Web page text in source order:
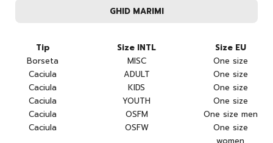
GHID MARIMI
Tip Size INTL
Size EU
Borseta
MISC
One size
Caciula
ADULT
One size
Caciula
KIDS
One size
Caciula
YOUTH
One size
Caciula
OSFM
One size men
Caciula
OSFW
One size